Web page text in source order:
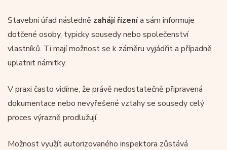
Stavební úřad následně zahájí řízenía sám informuje
dotčené osoby, typicky sousedy nebo společenství
vlastníků. Ti mají možnost se k záměru vyjádřit a případně
uplatnit námitky.
V praxi často vidíme, že právě nedostatečně připravená
dokumentace nebo nevyřešené vztahy se sousedy celý
proces výrazně prodlužují.
Možnost využít autorizovaného inspektora zůstává